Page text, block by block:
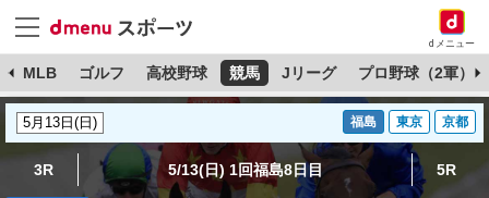
dメニュー
MLB ゴルフ 高校野球 競馬 Jリーグ プロ野球（2軍）
福島 東京 京都
3R 5/13(日) 1回福島8日目 5R